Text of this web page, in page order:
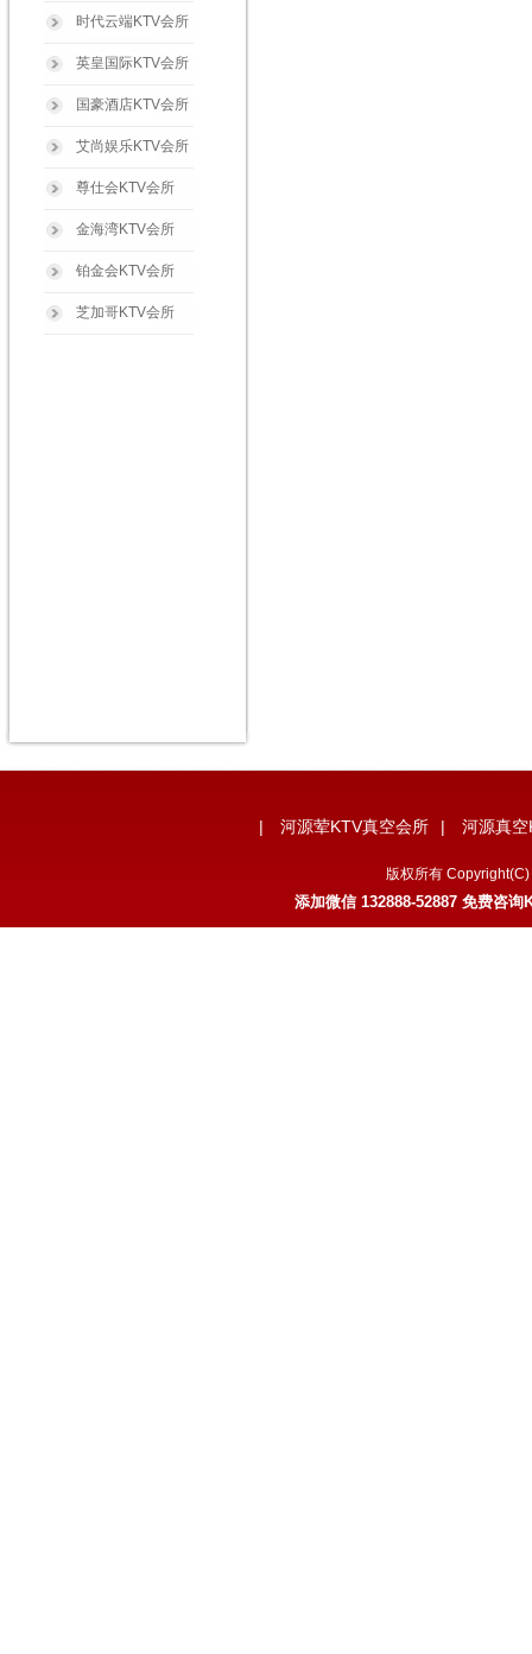
时代云端KTV会所
英皇国际KTV会所
国豪酒店KTV会所
艾尚娱乐KTV会所
尊仕会KTV会所
金海湾KTV会所
铂金会KTV会所
芝加哥KTV会所
| 河源荤KTV真空会所 | 河源真
版权所有
添加微信 132888-52887 免费咨